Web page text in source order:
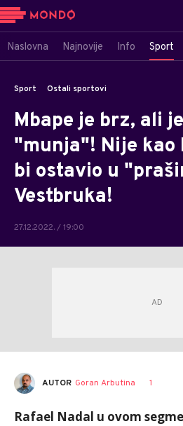
Naslovna Najnovije Info Sport
Sport Ostali sportovi
Mbape je brz, ali
"munja"! Nije kao
bi ostavio u
Vestbruka!
27.12.2022. / 19:00
AUTOR Goran Arbutina 1
Rafael Nadal u ovom